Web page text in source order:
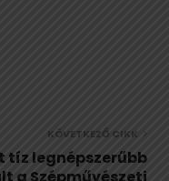
KÖVETKEZŐ CIKK
tíz legnépszerűbb
a Szépművészeti